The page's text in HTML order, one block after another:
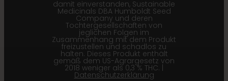
damit einverstanden, Sustainable
Medicinals DBA Humboldt Seed
Company und deren
Tochtergesellschaften von
jeglichen Folgen im
Zusammenhang mit dem Produkt
freizustellen und schadlos zu
halten. Dieses Produkt enthält
gemäß dem US-Agrargesetz von
2018 weniger als 0,3 % THC. |
Datenschutzerklärung